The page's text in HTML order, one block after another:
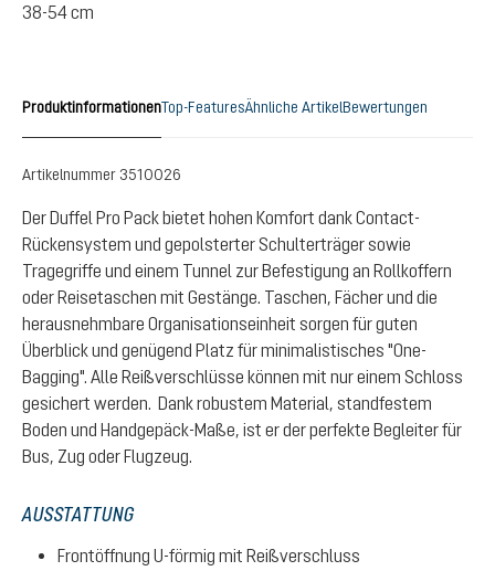
38-54 cm
ProduktinformationenTop-FeaturesÄhnliche ArtikelBewertungen
Artikelnummer 3510026
Der Duffel Pro Pack bietet hohen Komfort dank Contact-
Rückensystem und gepolsterter Schulterträger sowie
Tragegriffe und einem Tunnel zur Befestigung an Rollkoffern
oder Reisetaschen mit Gestänge. Taschen, Fächer und die
herausnehmbare Organisationseinheit sorgen für guten
Überblick und genügend Platz für minimalistisches "One-
Bagging". Alle Reißverschlüsse können mit nur einem Schloss
gesichert werden. Dank robustem Material, standfestem
Boden und Handgepäck-Maße, ist er der perfekte Begleiter für
Bus, Zug oder Flugzeug.
AUSSTATTUNG
Frontöffnung U-förmig mit Reißverschluss